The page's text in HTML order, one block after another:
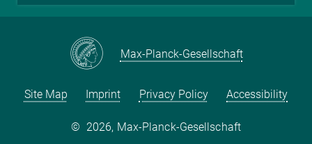
Max-Planck-Gesellschaft
Site Map Imprint Privacy Policy Accessibility
© 2026, Max-Planck-Gesellschaft